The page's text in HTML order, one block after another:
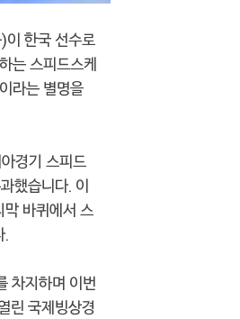
이 한국 선수로
는 스피드스케
라는 별명을
경기 스피드
했습니다. 이
바퀴에서 스
.
차지하며 이번
린 국제빙상경